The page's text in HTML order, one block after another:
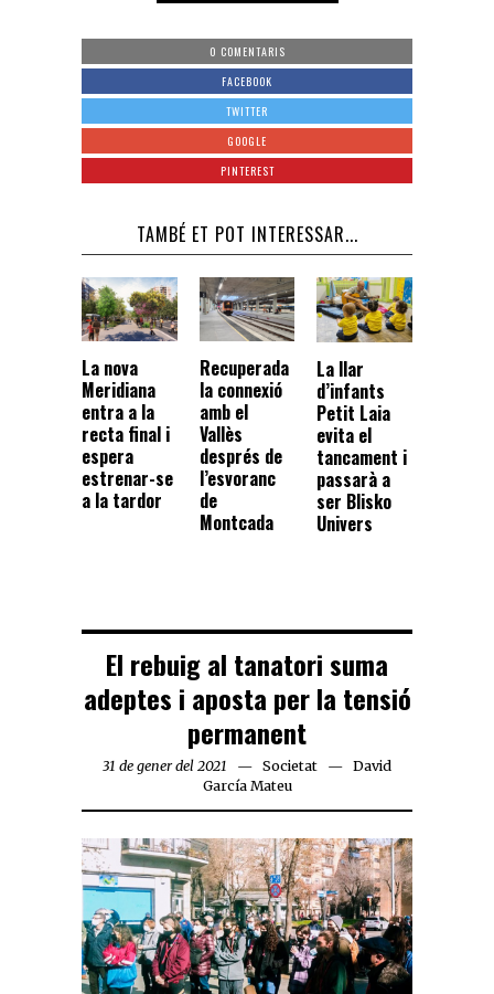
0 COMENTARIS
FACEBOOK
TWITTER
GOOGLE
PINTEREST
TAMBÉ ET POT INTERESSAR...
La nova
Meridiana
entra a la
recta final i
espera
estrenar-se
a la tardor
Recuperada
la connexió
amb el
Vallès
després de
l’esvoranc
de
Montcada
La llar
d’infants
Petit Laia
evita el
tancament i
passarà a
ser Blisko
Univers
El rebuig al tanatori suma
adeptes i aposta per la tensió
permanent
31 de gener del 2021 Societat
David
García Mateu